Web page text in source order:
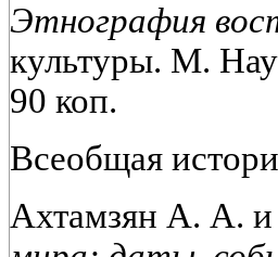
Этнография
культуры. М.
90 коп.
Всеобщая
Ахтамзян А. А. и